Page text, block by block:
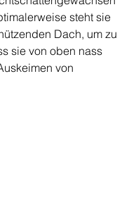
steht sie
Dach, um zu
sie von oben nass
von